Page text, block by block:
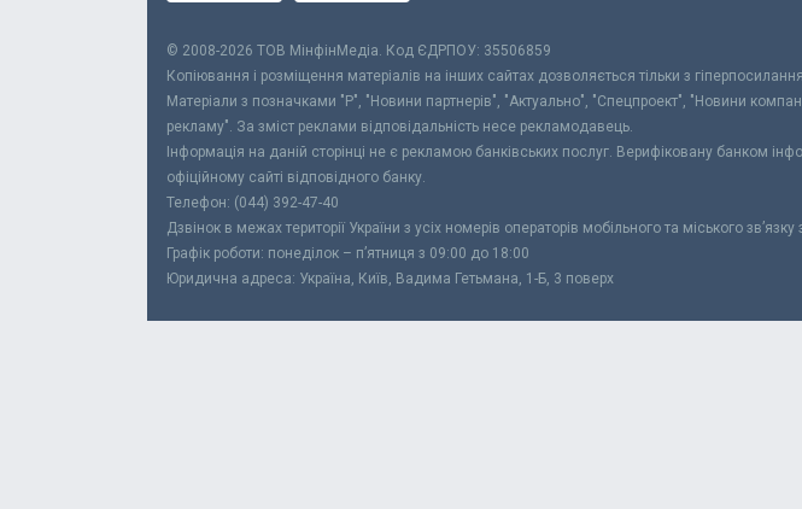
© 2008-2026 ТОВ МiнфiнМедiа. Код ЄДРПОУ: 35506859
Копіювання і розміщення матеріалів на інших сайтах дозволяється тільки з
Матеріали з позначками "Р", "Новини партнерів", "Актуально", "Спецпроект", "Новини
рекламу". За зміст реклами відповідальність несе рекламодавець.
Інформація на даній сторінці не є рекламою банківських послуг. Верифіковану банком
офіційному сайті відповідного банку.
Телефон: (044) 392-47-40
Дзвінок в межах території України з усіх номерів операторів мобільного та міського
Графік роботи: понеділок – п’ятниця з 09:00 до 18:00
Юридична адреса: Україна, Київ, Вадима Гетьмана, 1-Б, 3 поверх